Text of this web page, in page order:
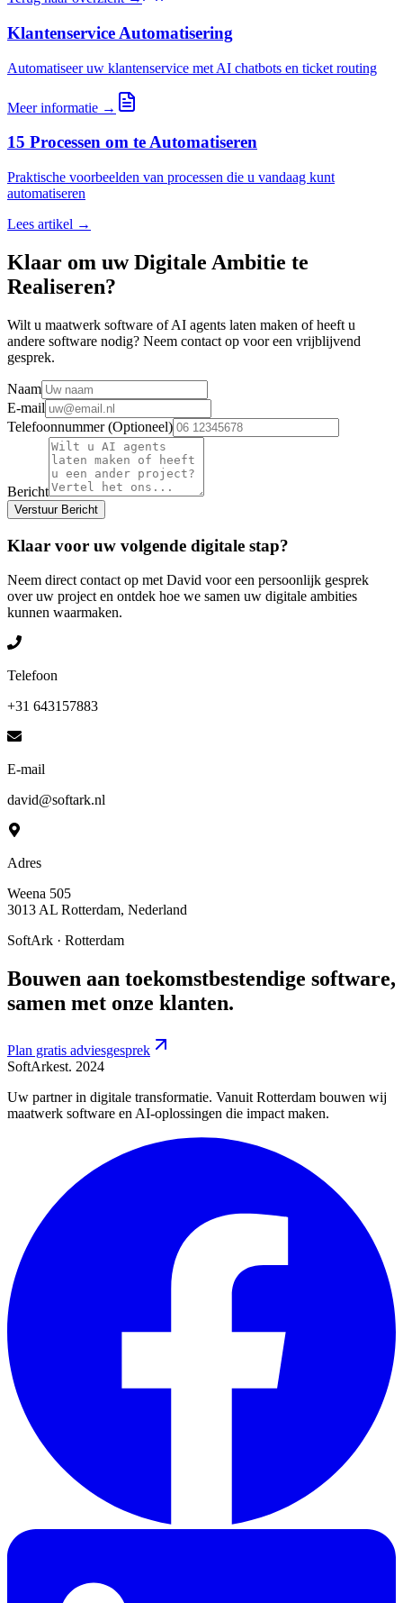
Klantenservice Automatisering
Automatiseer uw klantenservice met AI chatbots en ticket routing
Meer informatie →
15 Processen om te Automatiseren
Praktische voorbeelden van processen die u vandaag kunt
automatiseren
Lees artikel →
Klaar om uw Digitale Ambitie te
Realiseren?
Wilt u maatwerk software of AI agents laten maken of heeft u
andere software nodig? Neem contact op voor een vrijblijvend
gesprek.
Naam
E-mail
Telefoonnummer (Optioneel)
Bericht
Verstuur Bericht
Klaar voor uw volgende digitale stap?
Neem direct contact op met David voor een persoonlijk gesprek
over uw project en ontdek hoe we samen uw digitale ambities
kunnen waarmaken.
Telefoon
+31 643157883
E-mail
david@softark.nl
Adres
Weena 505
3013 AL Rotterdam, Nederland
SoftArk · Rotterdam
Bouwen aan toekomstbestendige software,
samen met onze klanten.
Plan gratis adviesgesprek
SoftArkest. 2024
Uw partner in digitale transformatie. Vanuit Rotterdam bouwen wij
maatwerk software en AI-oplossingen die impact maken.